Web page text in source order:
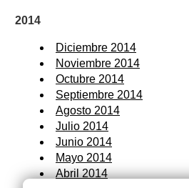
2014
Diciembre 2014
Noviembre 2014
Octubre 2014
Septiembre 2014
Agosto 2014
Julio 2014
Junio 2014
Mayo 2014
Abril 2014